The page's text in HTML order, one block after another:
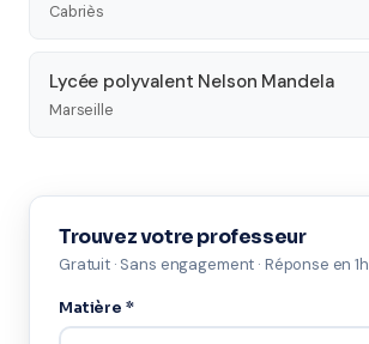
Cabriès
Lycée polyvalent Nelson Mandela
Marseille
Trouvez votre professeur
Gratuit · Sans engagement · Réponse en 1h
Matière *